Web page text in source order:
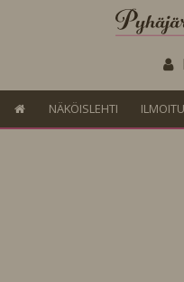
NÄKÖISLEHTI